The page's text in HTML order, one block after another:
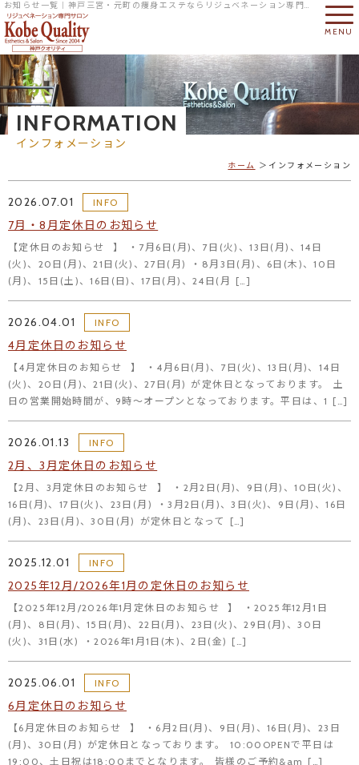
お知らせ一覧｜神戸三宮・元町の痩身エステならリジュベネーション専門サロンの神戸クオリティへ
MENU
INFORMATION
インフォメーション
ホーム インフォメーション
2026.07.01 INFO
7月・8月定休日のお知らせ
【定休日のお知らせ⠀】 ・7月6日(月)、7日(火)、13日(月)、14日
(火)、20日(月)、21日(火)、27日(月) ・8月3日(月)、6日(木)、10日
(月)、15日(土)、16日(日)、17日(月)、24日(月 […]
2026.04.01 INFO
4月定休日のお知らせ
【4月定休日のお知らせ⠀】 ・4月6日(月)、7日(火)、13日(月)、14日
(火)、20日(月)、21日(火)、27日(月) が定休日となっております。 土
日の営業開始時間が、9時～オープンとなっております。平日は、1 […]
2026.01.13 INFO
2月、3月定休日のお知らせ
【2月、3月定休日のお知らせ⠀】 ・2月2日(月)、9日(月)、10日(火)、
16日(月)、17日(火)、23日(月) ・3月2日(月)、3日(火)、9日(月)、16日
(月)、23日(月)、30日(月) が定休日となって […]
2025.12.01 INFO
2025年12月/2026年1月の定休日のお知らせ
【2025年12月/2026年1月定休日のお知らせ⠀】 ・2025年12月1日
(月)、8日(月)、15日(月)、22日(月)、23日(火)、29日(月)、30日
(火)、31日(水) ・2026年1月1日(木)、2日(金) […]
2025.06.01 INFO
6月定休日のお知らせ
【6月定休日のお知らせ⠀】 ・6月2日(月)、9日(月)、16日(月)、23日
(月)、30日(月) が定休日となっております。 10:00OPENで平日は
19:00、土日祝は18:00までとなります。 皆様のご予約&am […]